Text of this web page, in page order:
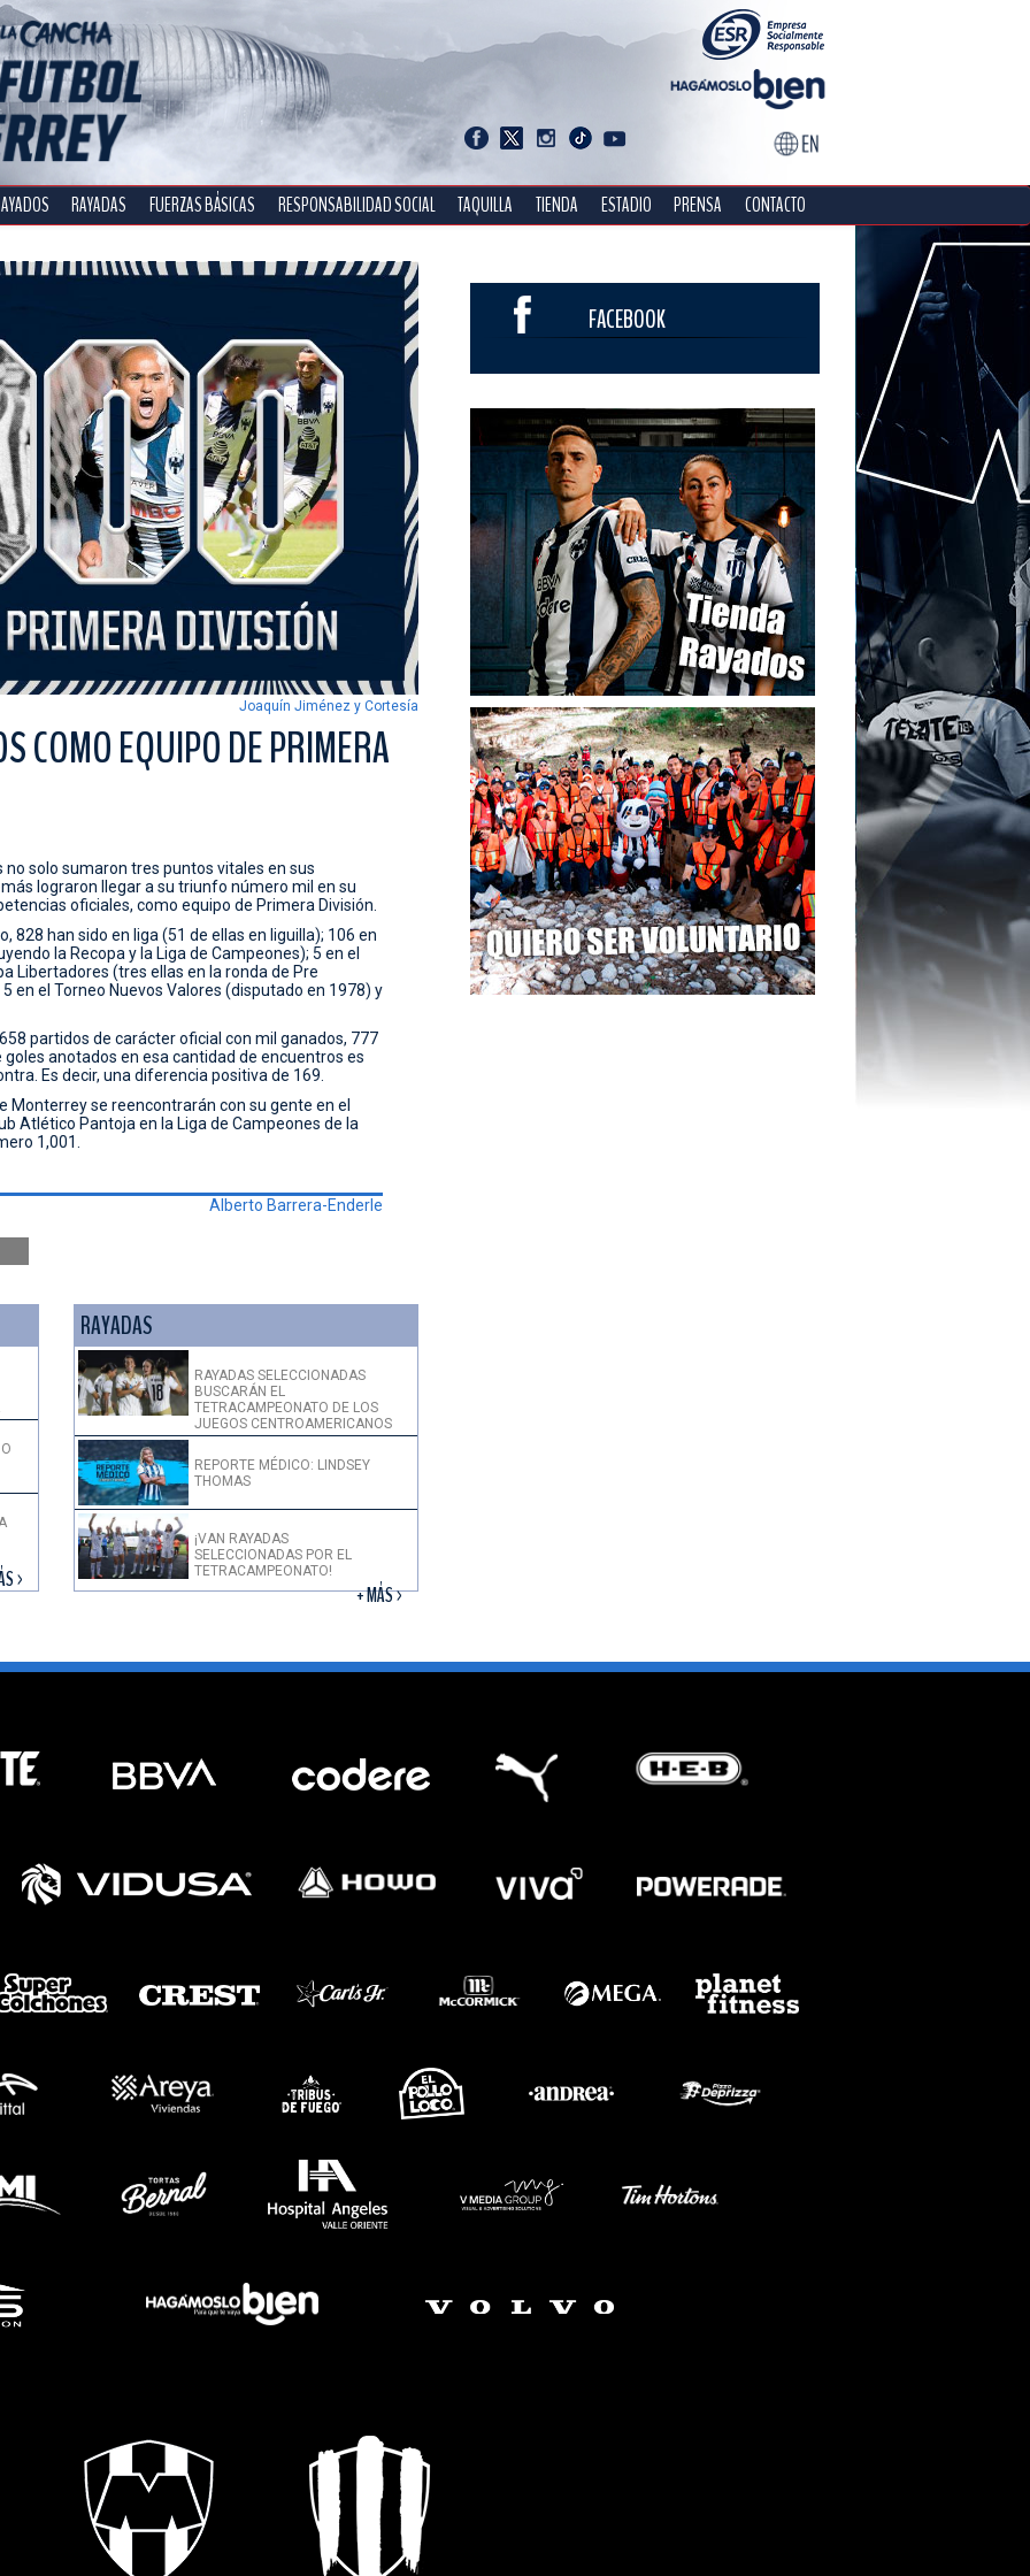
RAYADAS FUERZAS BÁSICAS RESPONSABILIDAD SOCIAL TAQUILLA TIENDA ESTADIO PRENSA CONTACTO
Joaquín Jiménez y Cortesía
COMO EQUIPO DE PRIMERA
no solo sumaron tres puntos vitales en sus
lograron llegar a su triunfo número mil en su
oficiales, como equipo de Primera División.
828 han sido en liga (51 de ellas en liguilla); 106 en
la Recopa y la Liga de Campeones); 5 en el
Libertadores (tres ellas en la ronda de Pre
en el Torneo Nuevos Valores (disputado en 1978) y
partidos de carácter oficial con mil ganados, 777
anotados en esa cantidad de encuentros es
Es decir, una diferencia positiva de 169.
Monterrey se reencontrarán con su gente en el
Atlético Pantoja en la Liga de Campeones de la
1,001.
Alberto Barrera-Enderle
>
RAYADAS
RAYADAS SELECCIONADAS
BUSCARÁN EL
TETRACAMPEONATO DE LOS
JUEGOS CENTROAMERICANOS
REPORTE MÉDICO: LINDSEY
THOMAS
¡VAN RAYADAS
SELECCIONADAS POR EL
TETRACAMPEONATO!
+ MÁS >
FACEBOOK